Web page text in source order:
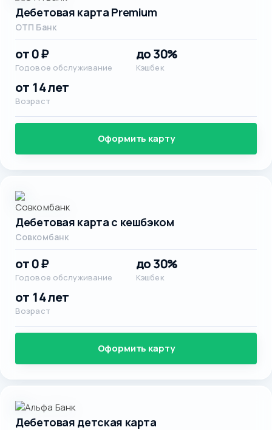
Дебетовая карта Premium
ОТП Банк
от 0 ₽
Годовое обслуживание
до 30%
Кэшбек
от 14 лет
Возраст
Оформить карту
Дебетовая карта с кешбэком
Совкомбанк
от 0 ₽
Годовое обслуживание
до 30%
Кэшбек
от 14 лет
Возраст
Оформить карту
Дебетовая детская карта